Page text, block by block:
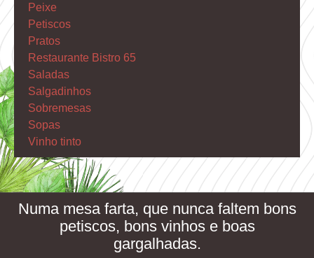
Peixe
Petiscos
Pratos
Restaurante Bistro 65
Saladas
Salgadinhos
Sobremesas
Sopas
Vinho tinto
Numa mesa farta, que nunca faltem bons
petiscos, bons vinhos e boas
gargalhadas.